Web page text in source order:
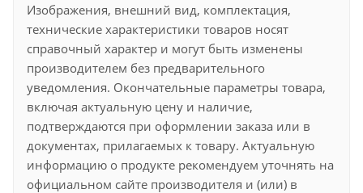
Изображения, внешний вид, комплектация,
технические характеристики товаров носят
справочный характер и могут быть изменены
производителем без предварительного
уведомления. Окончательные параметры товара,
включая актуальную цену и наличие,
подтверждаются при оформлении заказа или в
документах, прилагаемых к товару. Актуальную
информацию о продукте рекомендуем уточнять на
официальном сайте производителя и (или) в